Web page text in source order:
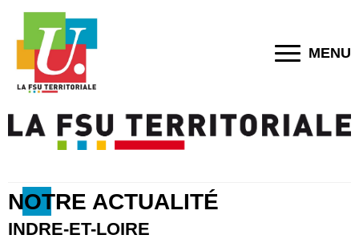
MENU
NOTRE ACTUALITÉ
INDRE-ET-LOIRE